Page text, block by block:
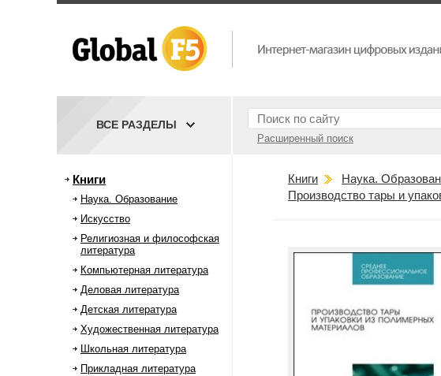
Расширенный поиск
ВСЕ РАЗДЕЛЫ
Книги
Наука. Образование
Искусство
Религиозная и философская
литература
Компьютерная литература
Деловая литература
Детская литература
Художественная литература
Школьная литература
Прикладная литература
Книги Наука.
Производство тары и